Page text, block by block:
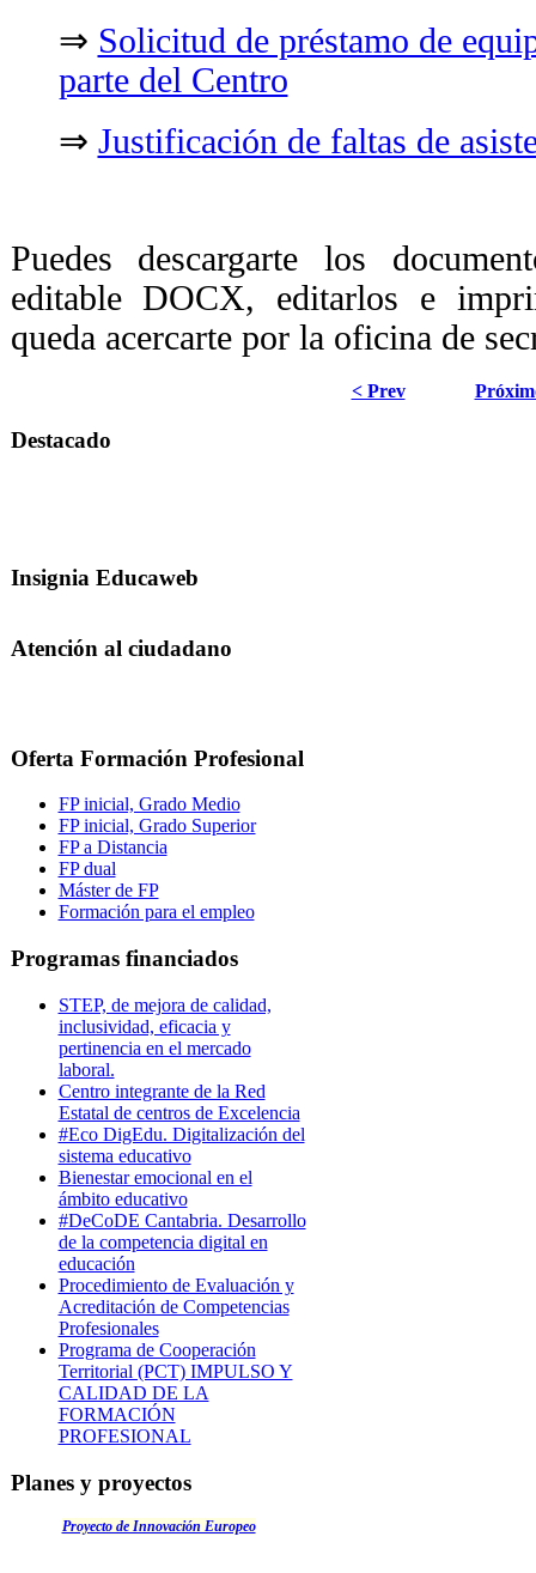
⇒ Solicitud de préstamo de
parte del Centro
⇒ Justificación de faltas de
Puedes descargarte los
editable DOCX, editarlos e
queda acercarte por la oficina de
< Prev
Destacado
Insignia Educaweb
Atención al ciudadano
Oferta Formación Profesional
FP inicial, Grado Medio
FP inicial, Grado Superior
FP a Distancia
FP dual
Máster de FP
Formación para el empleo
Programas financiados
STEP, de mejora de calidad,
inclusividad, eficacia y
pertinencia en el mercado
laboral.
Centro integrante de la Red
Estatal de centros de Excelencia
#Eco DigEdu. Digitalización del
sistema educativo
Bienestar emocional en el
ámbito educativo
#DeCoDE Cantabria. Desarrollo
de la competencia digital en
educación
Procedimiento de Evaluación y
Acreditación de Competencias
Profesionales
Programa de Cooperación
Territorial (PCT) IMPULSO Y
CALIDAD DE LA
FORMACIÓN
PROFESIONAL
Planes y proyectos
Proyecto de Innovación Europeo